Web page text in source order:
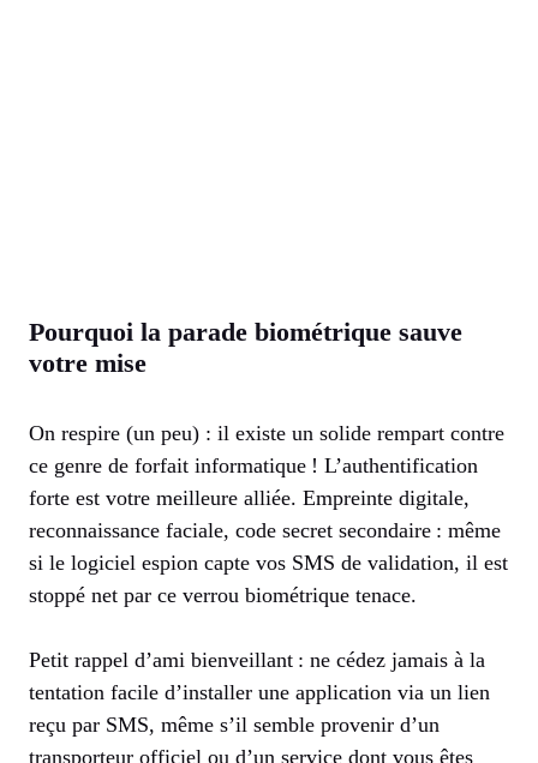
Pourquoi la parade biométrique sauve
votre mise
On respire (un peu) : il existe un solide rempart contre
ce genre de forfait informatique ! L’authentification
forte est votre meilleure alliée. Empreinte digitale,
reconnaissance faciale, code secret secondaire : même
si le logiciel espion capte vos SMS de validation, il est
stoppé net par ce verrou biométrique tenace.
Petit rappel d’ami bienveillant : ne cédez jamais à la
tentation facile d’installer une application via un lien
reçu par SMS, même s’il semble provenir d’un
transporteur officiel ou d’un service dont vous êtes